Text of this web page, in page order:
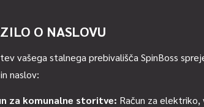
O NASLOVU
vašega stalnega prebivališča SpinBoss
naslov:
za komunalne storitve: Račun za